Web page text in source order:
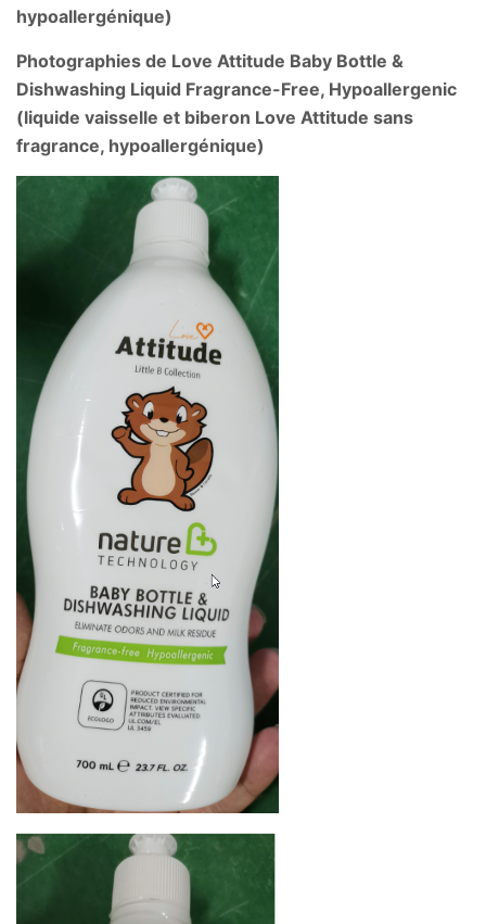
hypoallergénique)
Photographies de Love Attitude Baby Bottle &
Dishwashing Liquid Fragrance-Free, Hypoallergenic
(liquide vaisselle et biberon Love Attitude sans
fragrance, hypoallergénique)